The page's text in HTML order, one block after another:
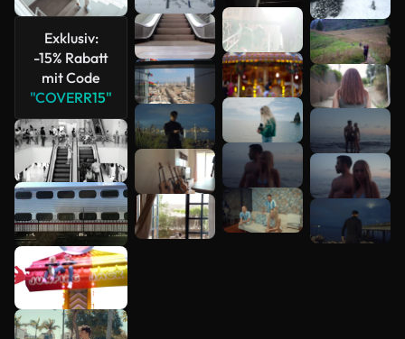
Exklusiv:
-15% Rabatt
mit Code
"COVERR15"
anzeigen